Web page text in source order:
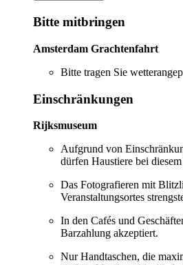
Bitte mitbringen
Amsterdam Grachtenfahrt
Bitte tragen Sie
Einschränkungen
Rijksmuseum
Aufgrund von
dürfen Haustiere bei
Das Fotografieren mit
Veranstaltungsortes
In den Cafés und
Barzahlung akzeptiert.
Nur Handtaschen, die